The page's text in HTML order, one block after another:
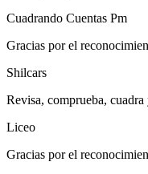
Cuadrando Cuentas Pm
Gracias por el
Shilcars
Revisa, comprueba,
Liceo
Gracias por el